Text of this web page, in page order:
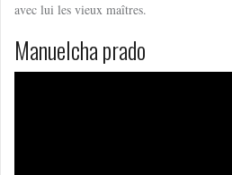
avec lui les vieux maîtres.
Manuelcha prado